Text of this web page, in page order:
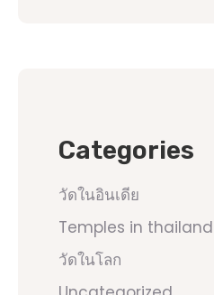
Categories
วัดในอินเดีย
Temples in thailand
วัดในโลก